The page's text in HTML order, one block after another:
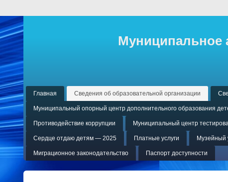
Муниципальное
Главная Сведения об образовательной организации
Муниципальный опорный центр дополнительного образования
Противодействие коррупции Муниципальный центр
Сердце отдаю детям — 2025 Платные услуги Музейный
Миграционное законодательство Паспорт доступности